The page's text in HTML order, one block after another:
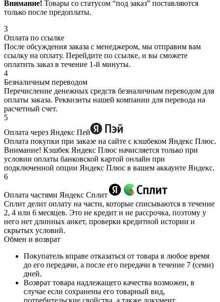
Внимание! Товары со статусом “под заказ” поставляются
только после предоплаты.
3
Оплата по ссылке
После обсуждения заказа с менеджером, мы отправим вам
ссылку на оплату. Перейдите по ссылке, и вы сможете
оплатить заказ в течение 1-й минуты.
4
Безналичным переводом
Перечисление денежных средств безналичным переводом для
оплаты заказа. Реквизиты нашей компании для перевода на
расчетный счет.
5
Оплата через Яндекс Пей
Оплата покупки при заказе на сайте с кэшбеком Яндекс Плюс.
Внимание! Кэшбек Яндекс Плюс начисляется только при
условии оплаты банковской картой онлайн при
подключенной опции Яндекс Плюс в вашем аккаунте Яндекс.
6
Оплата частями Яндекс Сплит
Сплит делит оплату на части, которые списываются в течение
2, 4 или 6 месяцев. Это не кредит и не рассрочка, поэтому у
него нет длинных анкет, проверки кредитной истории и
скрытых условий.
Обмен и возврат
Покупатель вправе отказаться от товара в любое время
до его передачи, а после его передачи в течение 7 (семи)
дней.
Возврат товара надлежащего качества возможен, в
случае если сохранены его товарный вид,
потребительские свойства, а также документ,